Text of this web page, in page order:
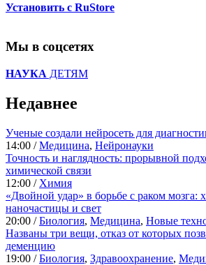
Установить с RuStore
Мы в соцсетях
НАУКА ДЕТЯМ
Недавнее
Ученые создали нейросеть для
14:00 /Медицина, Нейронауки
Точность и наглядность: прорывной
химической связи
12:00 / Химия
«Двойной удар» в борьбе с раком мозга:
наночастицы и свет
20:00 /Биология, Медицина, Новые
Названы три вещи, отказ от которых
деменцию
19:00 /Биология, Здравоохранение,